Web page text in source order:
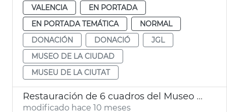
VALENCIA
EN PORTADA
EN PORTADA TEMÁTICA
NORMAL
DONACIÓN
DONACIÓ
JGL
MUSEO DE LA CIUDAD
MUSEU DE LA CIUTAT
Restauración de 6 cuadros del Museo de la Ciudad
modificado hace 10 meses